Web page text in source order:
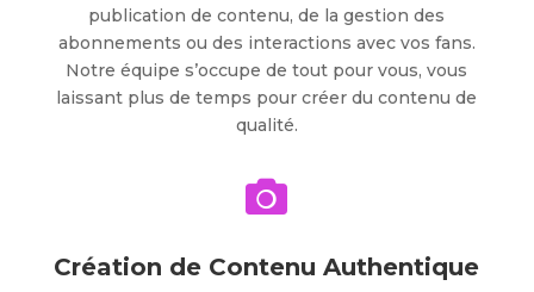
publication de contenu, de la gestion des
abonnements ou des interactions avec vos fans.
Notre équipe s’occupe de tout pour vous, vous
laissant plus de temps pour créer du contenu de
qualité.

Création de Contenu Authentique